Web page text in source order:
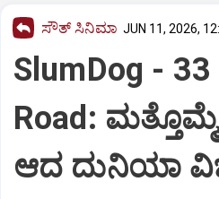
ಸೌತ್‌ ಸಿನಿಮಾ JUN 11, 2026,
SlumDog -
Road:
ಆದ ದುನಿಯಾ